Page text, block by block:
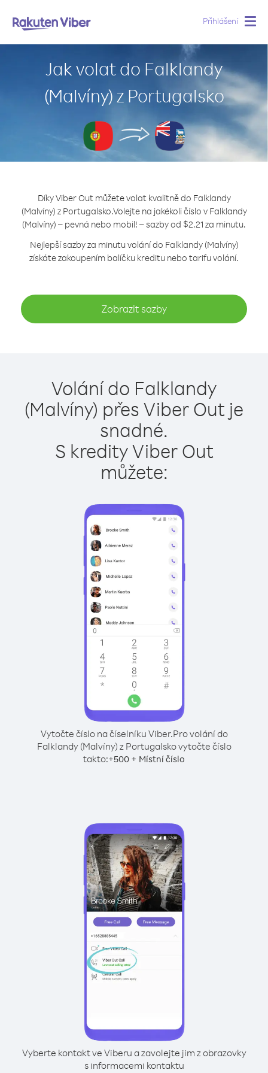
Přihlášení
Jak volat do Falklandy
(Malvíny) z Portugalsko
Díky Viber Out můžete volat kvalitně do Falklandy
(Malvíny) z Portugalsko.Volejte na jakékoli číslo v Falklandy
(Malvíny) – pevná nebo mobil! – sazby od $2.21 za minutu.
Nejlepší sazby za minutu volání do Falklandy (Malvíny)
získáte zakoupením balíčku kreditu nebo tarifu volání.
Zobrazit sazby
Volání do Falklandy
(Malvíny) přes Viber Out je
snadné.
S kredity Viber Out
můžete:
Vytočte číslo na číselníku Viber.Pro volání do
Falklandy (Malvíny) z Portugalsko vytočte číslo
takto:+500 + Místní číslo
Vyberte kontakt ve Viberu a zavolejte jim z obrazovky
s informacemi kontaktu